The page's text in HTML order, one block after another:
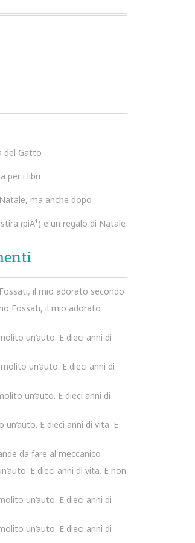
del Gatto
per i libri
ma anche dopo
(piÃ¹) e un regalo di Natale
il mio adorato secondo
Fossati, il mio adorato
un’auto. E dieci anni di
un’auto. E dieci anni di
un’auto. E dieci anni di
un’auto. E dieci anni di vita. E
da fare al meccanico
E dieci anni di vita. E non
un’auto. E dieci anni di
un’auto. E dieci anni di